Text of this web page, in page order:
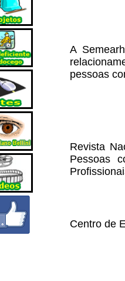
A
pessoas
Revista
Pessoas
Centro de